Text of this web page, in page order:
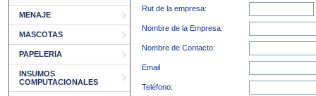
MENAJE
MASCOTAS
PAPELERIA
INSUMOS
COMPUTACIONALES
Rut de la empresa:
Nombre de la Empresa:
Nombre de Contacto:
Email
Teléfono: